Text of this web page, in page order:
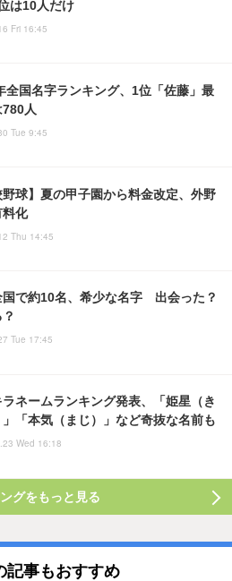
は10人だけ
Fri 16:45
全国名字ランキング、1位「佐藤」最
人
Tue 9:45
野球】夏の甲子園から料金改定、外野
料化
Thu 14:45
国で約10名、希少な名字 出会った？
Tue 17:45
ラネームランキング発表、「姫星（き
「本気（まじ）」など奇抜な名前も
Wed 16:18
グをもっと見る
記事もおすすめ